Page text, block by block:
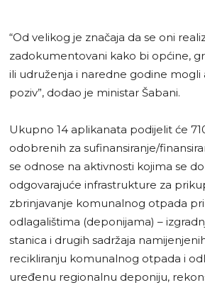
“Od velikog je značaja da se oni
zadokumentovani kako bi općine,
ili udruženja i naredne godine mogli
poziv”, dodao je ministar Šabani.
Ukupno 14 aplikanata podijelit će
odobrenih za sufinansiranje/
se odnose na aktivnosti kojima se
odgovarajuće infrastrukture za
zbrinjavanje komunalnog otpada
odlagalištima (deponijama) –
stanica i drugih sadržaja
recikliranju komunalnog otpada i
uređenu regionalnu deponiju,